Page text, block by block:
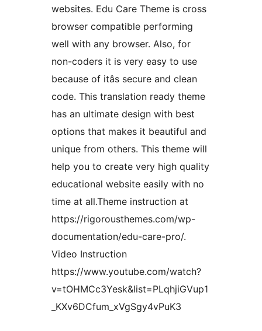
websites. Edu Care Theme is cross
browser compatible performing
well with any browser. Also, for
non-coders it is very easy to use
because of itâs secure and clean
code. This translation ready theme
has an ultimate design with best
options that makes it beautiful and
unique from others. This theme will
help you to create very high quality
educational website easily with no
time at all.Theme instruction at
https://rigorousthemes.com/wp-
documentation/edu-care-pro/.
Video Instruction
https://www.youtube.com/watch?
v=tOHMCc3Yesk&list=PLqhjiGVup1
_KXv6DCfum_xVgSgy4vPuK3